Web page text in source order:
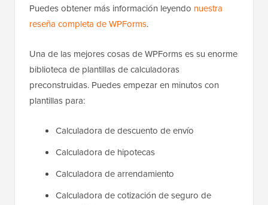
Puedes obtener más información leyendo nuestra
reseña completa de WPForms.
Una de las mejores cosas de WPForms es su enorme
biblioteca de plantillas de calculadoras
preconstruidas. Puedes empezar en minutos con
plantillas para:
Calculadora de descuento de envío
Calculadora de hipotecas
Calculadora de arrendamiento
Calculadora de cotización de seguro de